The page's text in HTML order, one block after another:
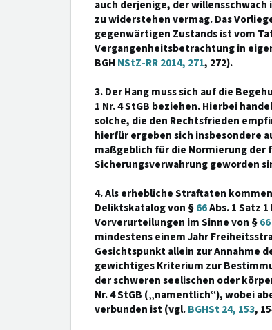
auch derjenige, der
zu widerstehen vermag. Das
gegenwärtigen Zustands ist vom
Vergangenheitsbetrachtung in
BGH NStZ-RR 2014, 271, 272).
3. Der Hang muss sich auf die
1 Nr. 4 StGB beziehen. Hierbei
solche, die den Rechtsfrieden
hierfür ergeben sich insbesondere
maßgeblich für die Normierung der
Sicherungsverwahrung geworden
4. Als erhebliche Straftaten
Deliktskatalog von §66Abs. 1 Satz
Vorverurteilungen im Sinne von §66
mindestens einem Jahr
Gesichtspunkt allein zur Annahme
gewichtiges Kriterium zur
der schweren seelischen oder
Nr. 4 StGB („namentlich“), wobei
verbunden ist (vgl.BGHSt 24, 153,